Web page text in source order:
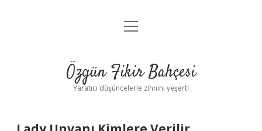
Anasayfa
Yasal Uyarı
menüyü
Özgün Fikir Bahçesi
Yaratıcı düşüncelerle zihnini yeşert!